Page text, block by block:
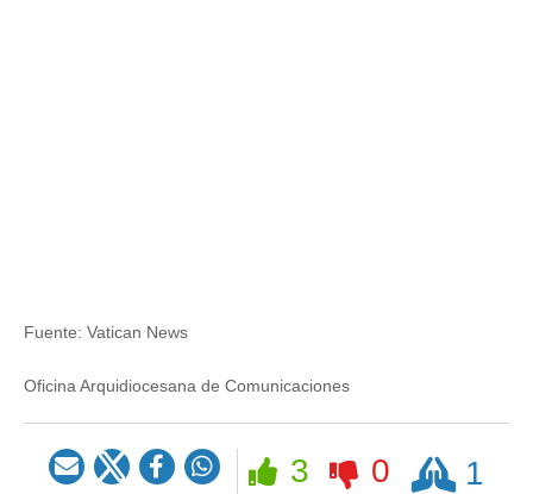
Fuente: Vatican News
Oficina Arquidiocesana de Comunicaciones
3 0
Rezar 1